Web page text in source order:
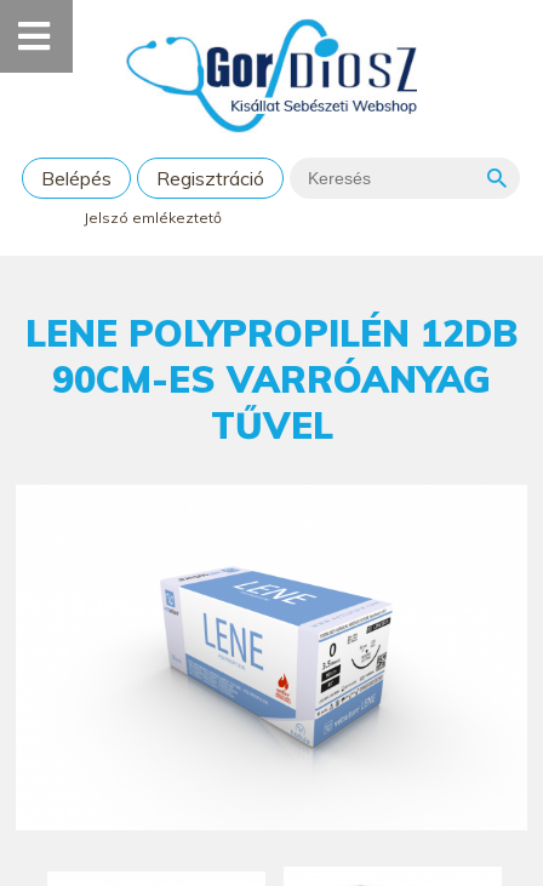
Belépés Regisztráció
Jelszó emlékeztető
LENE POLYPROPILÉN 12DB
90CM-ES VARRÓANYAG
TŰVEL